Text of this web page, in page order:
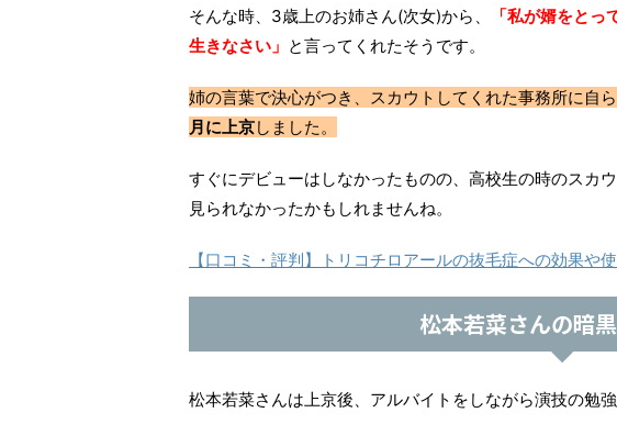
そんな時、3歳上のお姉さん(次女)から、
「私が婿をと
生きなさい」 と言ってくれたそうです。
姉の言葉で決心がつき、スカウトしてくれた事務所に自
月に上京しました。
すぐにデビューはしなかったものの、高校生の時のスカ
見られなかったかもしれませんね。
【口コミ・評判】トリコチロアールの抜毛症への効果や
松本若菜さんの暗
松本若菜さんは上京後、アルバイトをしながら演技の勉強